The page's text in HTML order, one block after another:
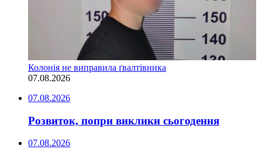
Колонія не виправила ґвалтівника
07.08.2026
07.08.2026
Розвиток, попри виклики сьогодення
07.08.2026